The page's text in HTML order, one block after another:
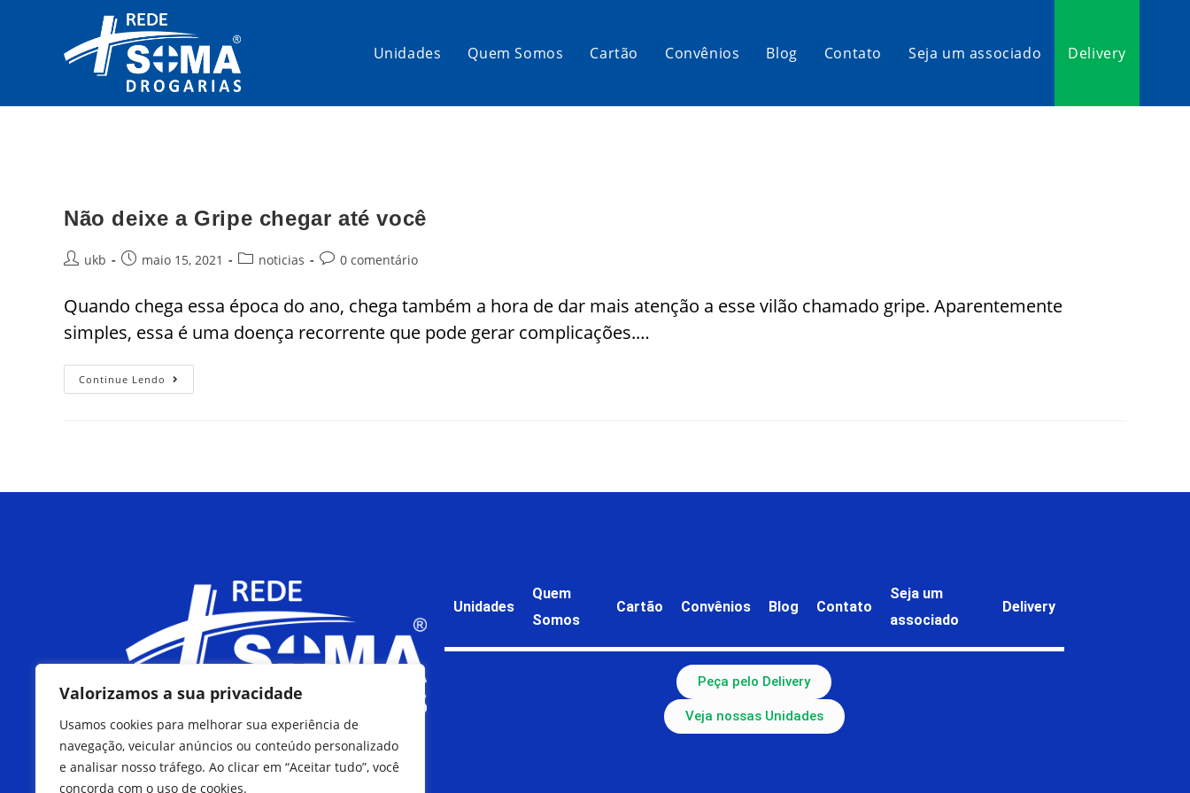
Valorizamos a sua privacidade
Usamos cookies para melhorar sua experiência de
navegação, veicular anúncios ou conteúdo personalizado
e analisar nosso tráfego. Ao clicar em “Aceitar tudo”, você
concorda com o uso de cookies.
Unidades Quem Somos Cartão Convênios Blog Contato Seja um associado Delivery
Não deixe a Gripe chegar até você
ukb maio 15, 2021 noticias 0 comentário
Quando chega essa época do ano, chega também a hora de dar mais atenção a esse vilão chamado gripe. Aparentemente
simples, essa é uma doença recorrente que pode gerar complicações.…
Continue Lendo
Unidades
Quem
Somos
Cartão Convênios Blog Contato
Seja um
associado
Delivery
Peça pelo Delivery
Veja nossas Unidades